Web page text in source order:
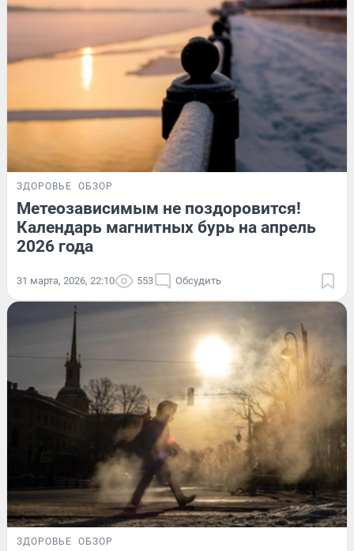
ЗДОРОВЬЕ ОБЗОР
Метеозависимым не поздоровится!
Календарь магнитных бурь на апрель
2026 года
31 марта, 2026, 22:10 553 Обсудить
ЗДОРОВЬЕ ОБЗОР